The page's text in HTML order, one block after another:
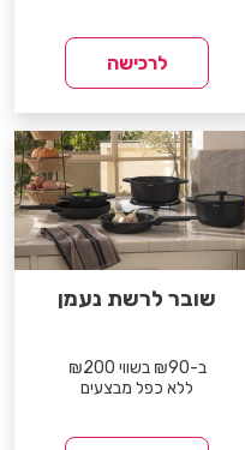
לרכישה
שובר לרשת נעמן
ב-₪90 בשווי ₪200
ללא כפל מבצעים